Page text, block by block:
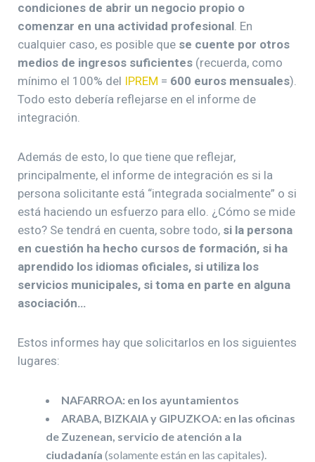
condiciones de abrir un negocio propio o
comenzar en una actividad profesional. En
cualquier caso, es posible que se cuente por otros
medios de ingresos suficientes (recuerda, como
mínimo el 100% del IPREM = 600 euros mensuales).
Todo esto debería reflejarse en el informe de
integración.
Además de esto, lo que tiene que reflejar,
principalmente, el informe de integración es si la
persona solicitante está “integrada socialmente” o si
está haciendo un esfuerzo para ello. ¿Cómo se mide
esto? Se tendrá en cuenta, sobre todo, si la persona
en cuestión ha hecho cursos de formación, si ha
aprendido los idiomas oficiales, si utiliza los
servicios municipales, si toma en parte en alguna
asociación…
Estos informes hay que solicitarlos en los siguientes
lugares:
NAFARROA: en los ayuntamientos
ARABA, BIZKAIA y GIPUZKOA: en las oficinas
de Zuzenean, servicio de atención a la
ciudadanía (solamente están en las capitales).